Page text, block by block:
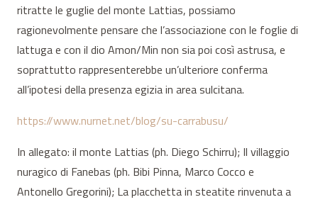
ritratte le guglie del monte Lattias, possiamo
ragionevolmente pensare che l’associazione con le foglie di
lattuga e con il dio Amon/Min non sia poi così astrusa, e
soprattutto rappresenterebbe un’ulteriore conferma
all’ipotesi della presenza egizia in area sulcitana.
https://www.nurnet.net/blog/su-carrabusu/
In allegato: il monte Lattias (ph. Diego Schirru); Il villaggio
nuragico di Fanebas (ph. Bibi Pinna, Marco Cocco e
Antonello Gregorini); La placchetta in steatite rinvenuta a